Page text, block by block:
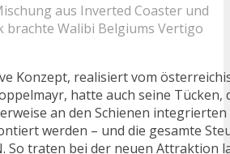
aus Inverted Coaster und
brachte Walibi Belgiums Vertigo
Konzept, realisiert vom
hatte auch seine Tücken,
an den Schienen
werden – und die gesamte
So traten bei der neuen Attraktion